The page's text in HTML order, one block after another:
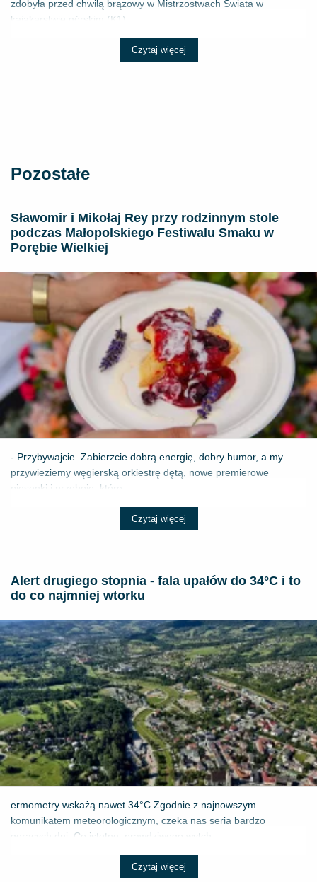
zdobyła przed chwilą brązowy w Mistrzostwach Świata w
kajakarstwie górskim (K1) ...
Czytaj więcej
Pozostałe
Sławomir i Mikołaj Rey przy rodzinnym stole
podczas Małopolskiego Festiwalu Smaku w
Porębie Wielkiej
- Przybywajcie. Zabierzcie dobrą energię, dobry humor, a my
przywieziemy węgierską orkiestrę dętą, nowe premierowe
piosenki i przeboje, które ...
Czytaj więcej
Alert drugiego stopnia - fala upałów do 34°C i to
do co najmniej wtorku
ermometry wskażą nawet 34°C Zgodnie z najnowszym
komunikatem meteorologicznym, czeka nas seria bardzo
gorących dni. Co istotne, prawdziwego wytch...
Czytaj więcej